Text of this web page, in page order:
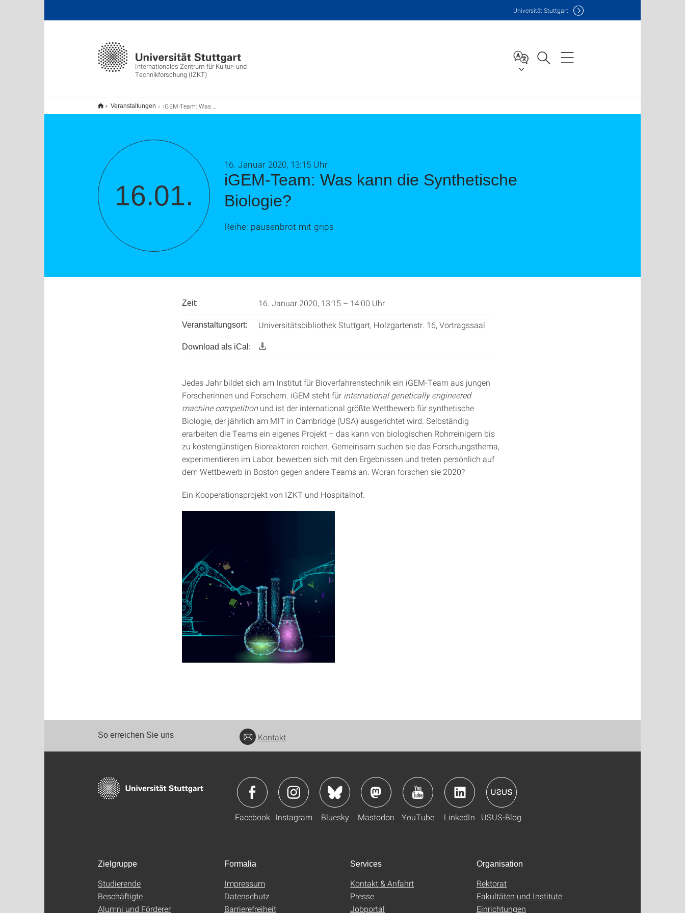
Internationales Zentrum für Kultur- und
Technikforschung (IZKT)
Universität Stuttgart
Veranstaltungen iGEM-Team: Was kann die Synthetische Biologie?
16.01.
iGEM-Team: Was kann die Synthetische
Biologie?
16. Januar 2020, 13:15 Uhr
Reihe: pausenbrot mit grips
Zeit: 16. Januar 2020, 13:15 – 14:00 Uhr
Veranstaltungsort: Universitätsbibliothek Stuttgart, Holzgartenstr. 16, Vortragssaal
Download als iCal:
Jedes Jahr bildet sich am Institut für Bioverfahrenstechnik ein iGEM-Team aus jungen
Forscherinnen und Forschern. iGEM steht für international genetically engineered
machine competition und ist der international größte Wettbewerb für synthetische
Biologie, der jährlich am MIT in Cambridge (USA) ausgerichtet wird. Selbständig
erarbeiten die Teams ein eigenes Projekt – das kann von biologischen Rohrreinigern bis
zu kostengünstigen Bioreaktoren reichen. Gemeinsam suchen sie das Forschungsthema,
experimentieren im Labor, bewerben sich mit den Ergebnissen und treten persönlich auf
dem Wettbewerb in Boston gegen andere Teams an. Woran forschen sie 2020?
Ein Kooperationsprojekt von IZKT und Hospitalhof.
So erreichen Sie uns Kontakt
Facebook Instagram Bluesky Mastodon YouTube LinkedIn USUS-Blog
Zielgruppe
Studierende
Beschäftigte
Alumni und Förderer
Formalia
Impressum
Datenschutz
Barrierefreiheit
Services
Kontakt & Anfahrt
Presse
Jobportal
Organisation
Rektorat
Fakultäten und Institute
Einrichtungen